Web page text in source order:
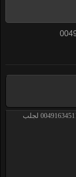
الشيخ الروحاني جلب الحبيب و خلال ساعة 00491634511222 لجلب